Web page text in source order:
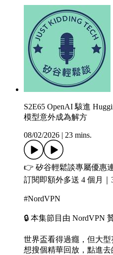
S2E65 OpenAI 駭進
模型意外成為解方
08/02/2026 23 mins.
👉 矽谷輕鬆談專屬優惠
訂閱即額外多送 4 個月｜
#NordVPN
🔒 本集節目由 NordVPN
世界盃看得過癮，但大
想搜個精華回放，點進